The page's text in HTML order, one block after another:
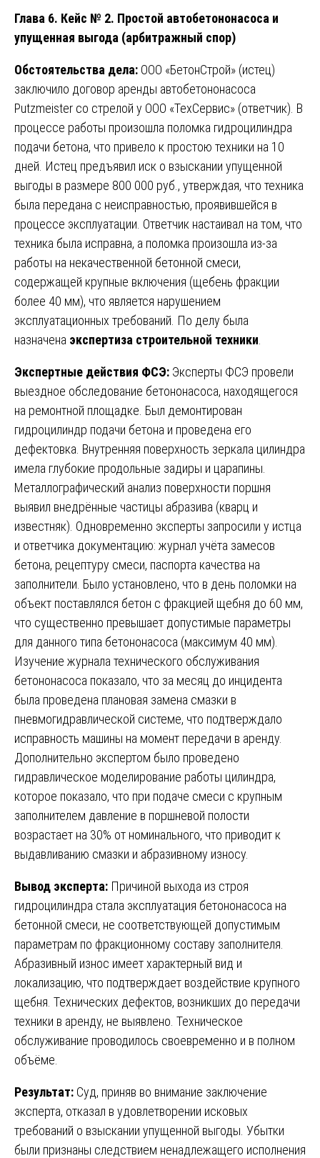
Глава 6. Кейс № 2. Простой автобетононасоса и
упущенная выгода (арбитражный спор)
Обстоятельства дела: ООО «БетонСтрой» (истец)
заключило договор аренды автобетононасоса
Putzmeister со стрелой у ООО «ТехСервис» (ответчик). В
процессе работы произошла поломка гидроцилиндра
подачи бетона, что привело к простою техники на 10
дней. Истец предъявил иск о взыскании упущенной
выгоды в размере 800 000 руб., утверждая, что техника
была передана с неисправностью, проявившейся в
процессе эксплуатации. Ответчик настаивал на том, что
техника была исправна, а поломка произошла из-за
работы на некачественной бетонной смеси,
содержащей крупные включения (щебень фракции
более 40 мм), что является нарушением
эксплуатационных требований. По делу была
назначена экспертиза строительной техники
Экспертные действия ФСЭ: Эксперты ФСЭ провели
выездное обследование бетононасоса, находящегося
на ремонтной площадке. Был демонтирован
гидроцилиндр подачи бетона и проведена его
дефектовка. Внутренняя поверхность зеркала цилиндра
имела глубокие продольные задиры и царапины.
Металлографический анализ поверхности поршня
выявил внедрённые частицы абразива (кварц и
известняк). Одновременно эксперты запросили у истца
и ответчика документацию: журнал учёта замесов
бетона, рецептуру смеси, паспорта качества на
заполнители. Было установлено, что в день поломки на
объект поставлялся бетон с фракцией щебня до 60 мм,
что существенно превышает допустимые параметры
для данного типа бетононасоса (максимум 40 мм).
Изучение журнала технического обслуживания
бетононасоса показало, что за месяц до инцидента
была проведена плановая замена смазки в
пневмогидравлической системе, что подтверждало
исправность машины на момент передачи в аренду.
Дополнительно экспертом было проведено
гидравлическое моделирование работы цилиндра,
которое показало, что при подаче смеси с крупным
заполнителем давление в поршневой полости
возрастает на 30% от номинального, что приводит к
выдавливанию смазки и абразивному износу.
Вывод эксперта: Причиной выхода из строя
гидроцилиндра стала эксплуатация бетононасоса на
бетонной смеси, не соответствующей допустимым
параметрам по фракционному составу заполнителя.
Абразивный износ имеет характерный вид и
локализацию, что подтверждает воздействие крупного
щебня. Технических дефектов, возникших до передачи
техники в аренду, не выявлено. Техническое
обслуживание проводилось своевременно и в полном
объёме.
Результат: Суд, приняв во внимание заключение
эксперта, отказал в удовлетворении исковых
требований о взыскании упущенной выгоды. Убытки
были признаны следствием ненадлежащего исполнения